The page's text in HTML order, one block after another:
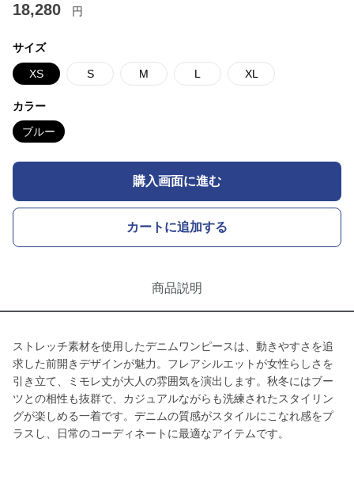
18,280 円
サイズ
XS S M L XL
カラー
ブルー
購入画面に進む
カートに追加する
商品説明
ストレッチ素材を使用したデニムワンピースは、動きやすさを追
求した前開きデザインが魅力。フレアシルエットが女性らしさを
引き立て、ミモレ丈が大人の雰囲気を演出します。秋冬にはブー
ツとの相性も抜群で、カジュアルながらも洗練されたスタイリン
グが楽しめる一着です。デニムの質感がスタイルにこなれ感をプ
ラスし、日常のコーディネートに最適なアイテムです。